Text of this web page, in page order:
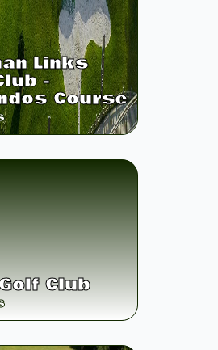
Links
-
Course
Club